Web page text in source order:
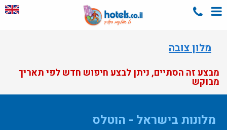
מלון צובה
מבצע זה הסתיים, ניתן לבצע חיפוש חדש לפי תאריך
מבוקש
מלונות בישראל - הוטלס